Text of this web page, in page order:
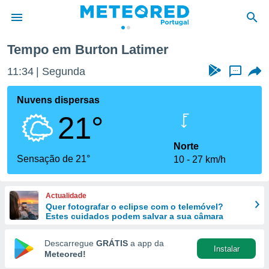
da
foi
fornecidas
a este
das
e
forma
digital
Tempo em Burton Latimer
11:34 Segunda ...
Nuvens dispersas
21°
Sensação de 21°
Norte
10
27 km/h
Actualidade
Quer fotografar o eclipse com o telemóvel?
Estes cuidados podem salvar a sua câmara
Descarregue GRÁTIS a app da
Meteored!
Instalar